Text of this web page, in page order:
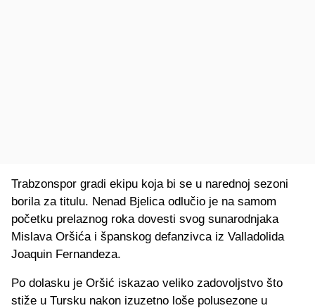
Trabzonspor gradi ekipu koja bi se u narednoj sezoni
borila za titulu. Nenad Bjelica odlučio je na samom
početku prelaznog roka dovesti svog sunarodnjaka
Mislava Oršića i španskog defanzivca iz Valladolida
Joaquin Fernandeza.
Po dolasku je Oršić iskazao veliko zadovoljstvo što
stiže u Tursku nakon izuzetno loše polusezone u